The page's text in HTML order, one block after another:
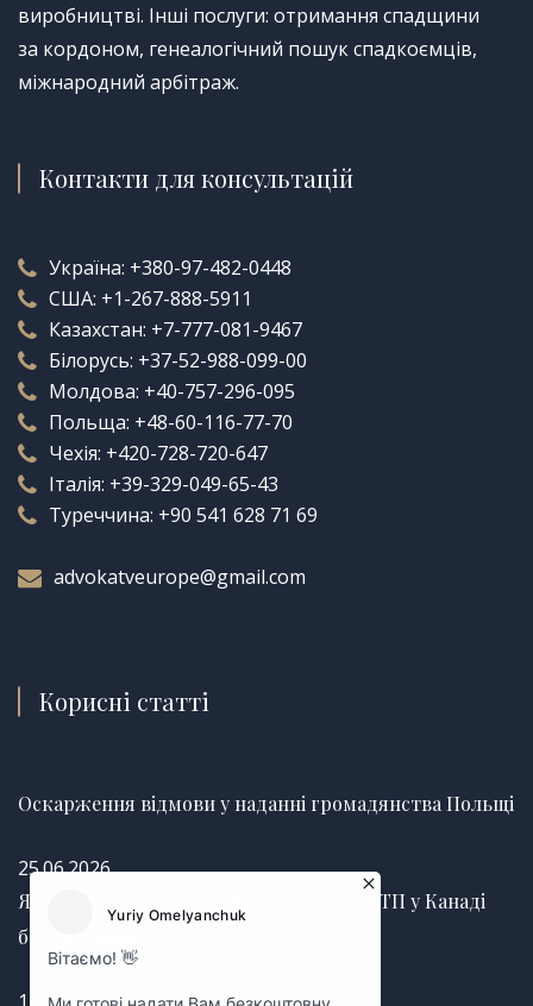
виробництві. Інші послуги: отримання спадщини
за кордоном, генеалогічний пошук спадкоємців,
міжнародний арбітраж.
Контакти для консультацій
Україна: +380-97-482-0448
США: +1-267-888-5911
Казахстан: +7-777-081-9467
Білорусь: +37-52-988-099-00
Молдова: +40-757-296-095
Польща: +48-60-116-77-70
Чехія: +420-728-720-647
Італія: +39-329-049-65-43
Туреччина: +90 541 628 71 69
advokatveurope@gmail.com
Корисні статті
Оскарження відмови у наданні громадянства Польщі
25.06.2026
Як отримати страхову виплату після ДТП у Канаді
без затримок